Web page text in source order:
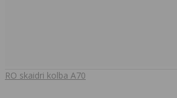
RO skaidri kolba A70